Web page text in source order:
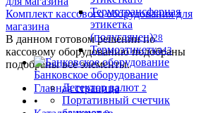
Термотрансферная
этикетка
(полуглянец)28
Термоэтикетка43
Банковское оборудование
Детектор валют 2
Портативный счетчик
Комплект кассового оборудования для
магазина
В данном готовом решении по
кассовому оборудованию подобраны
подобраны все элементы.
Главная страница
•